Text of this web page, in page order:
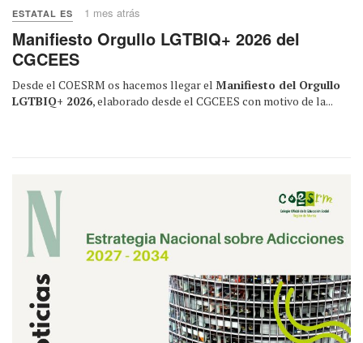
ESTATAL ES 1 mes atrás
Manifiesto Orgullo LGTBIQ+ 2026 del
CGCEES
Desde el COESRM os hacemos llegar el Manifiesto del Orgullo
LGTBIQ+ 2026, elaborado desde el CGCEES con motivo de la...